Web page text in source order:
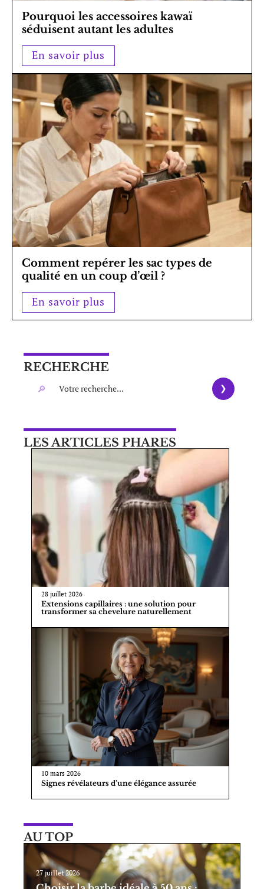
Pourquoi les accessoires kawaï
séduisent autant les adultes
En savoir plus
Comment repérer les sac types de
qualité en un coup d’œil ?
En savoir plus
RECHERCHE
LES ARTICLES PHARES
28 juillet 2026
Extensions capillaires : une solution pour
transformer sa chevelure naturellement
10 mars 2026
Signes révélateurs d’une élégance assurée
AU TOP
27 juillet 2026